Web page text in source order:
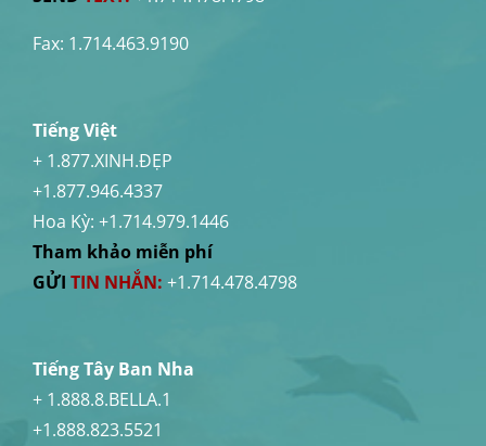
Fax: 1.714.463.9190
Tiếng Việt
+ 1.877.XINH.ĐẸP
+1.877.946.4337
Hoa Kỳ: +1.714.979.1446
Tham khảo miễn phí
GỬI TIN NHẮN: +1.714.478.4798
Tiếng Tây Ban Nha
+ 1.888.8.BELLA.1
+1.888.823.5521